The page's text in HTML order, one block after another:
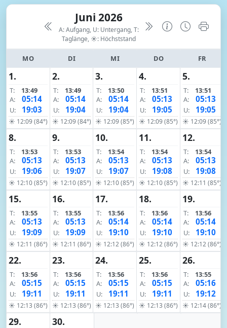
Juni 2026
A: Aufgang, U: Untergang, T:
Taglänge, ☀: Höchststand
MO DI MI DO FR
1.
T:
13:49
A:
05:14
U: 19:03
☀ 12:09 (84°)
2.
T:
13:49
A:
05:14
U: 19:04
☀ 12:09 (84°)
3.
T:
13:50
A:
05:14
U: 19:04
☀ 12:09 (85°)
4.
T:
13:51
A:
05:13
U: 19:05
☀ 12:09 (85°)
5.
T:
13:51
A:
05:13
U: 19:05
☀ 12:09 (85°)
8.
T:
13:53
A:
05:13
U: 19:06
☀ 12:10 (85°)
9.
T:
13:53
A:
05:13
U: 19:07
☀ 12:10 (85°)
10.
T:
13:54
A:
05:13
U: 19:07
☀ 12:10 (85°)
11.
T:
13:54
A:
05:13
U: 19:08
☀ 12:10 (85°)
12.
T:
13:54
A:
05:13
U: 19:08
☀ 12:11 (85°)
15.
T:
13:55
A:
05:13
U: 19:09
☀ 12:11 (86°)
16.
T:
13:55
A:
05:13
U: 19:09
☀ 12:11 (86°)
17.
T:
13:56
A:
05:14
U: 19:10
☀ 12:12 (86°)
18.
T:
13:56
A:
05:14
U: 19:10
☀ 12:12 (86°)
19.
T:
13:56
A:
05:14
U: 19:10
☀ 12:12 (86°)
22.
T:
13:56
A:
05:15
U: 19:11
☀ 12:13 (86°)
23.
T:
13:56
A:
05:15
U: 19:11
☀ 12:13 (86°)
24.
T:
13:56
A:
05:15
U: 19:11
☀ 12:13 (86°)
25.
T:
13:56
A:
05:15
U: 19:11
☀ 12:13 (86°)
26.
T:
13:55
A:
05:16
U: 19:12
☀ 12:14 (86°)
29. 30.